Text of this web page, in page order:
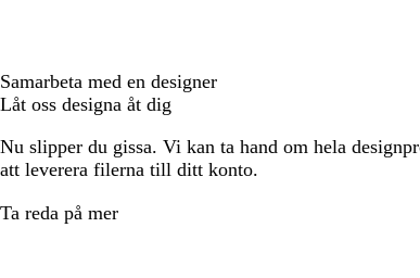
Samarbeta med en designer
Låt oss designa åt dig
Nu slipper du gissa. Vi kan ta hand om hela
att leverera filerna till ditt konto.
Ta reda på mer